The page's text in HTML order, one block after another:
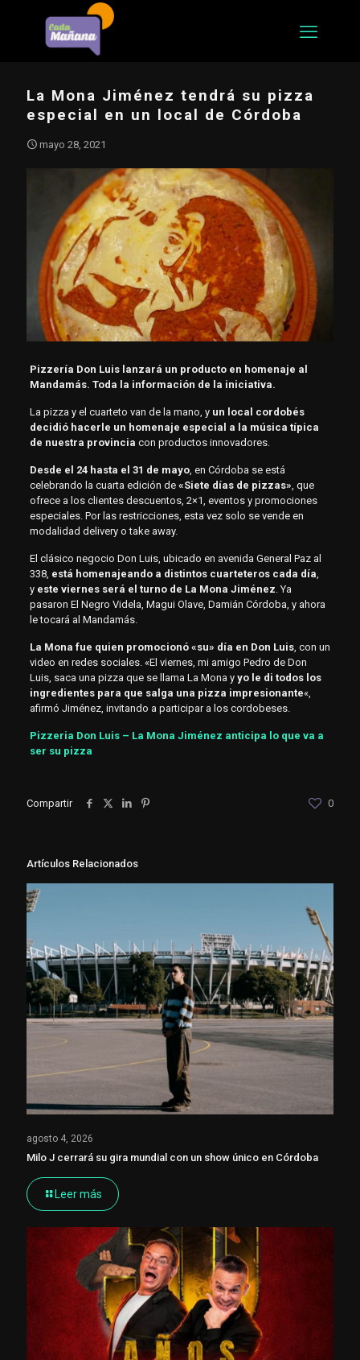
La Mona Jiménez tendrá su pizza
especial en un local de Córdoba
mayo 28, 2021
Pizzería Don Luis lanzará un producto en homenaje al
Mandamás. Toda la información de la iniciativa.
La pizza y el cuarteto van de la mano, y un local cordobés
decidió hacerle un homenaje especial a la música típica
de nuestra provincia con productos innovadores.
Desde el 24 hasta el 31 de mayo, en Córdoba se está
celebrando la cuarta edición de «Siete días de pizzas», que
ofrece a los clientes descuentos, 2×1, eventos y promociones
especiales. Por las restricciones, esta vez solo se vende en
modalidad delivery o take away.
El clásico negocio Don Luis, ubicado en avenida General Paz al
338, está homenajeando a distintos cuarteteros cada día,
y este viernes será el turno de La Mona Jiménez. Ya
pasaron El Negro Videla, Magui Olave, Damián Córdoba, y ahora
le tocará al Mandamás.
La Mona fue quien promocionó «su» día en Don Luis, con un
video en redes sociales. «El viernes, mi amigo Pedro de Don
Luis, saca una pizza que se llama La Mona y yo le di todos los
ingredientes para que salga una pizza impresionante«,
afirmó Jiménez, invitando a participar a los cordobeses.
Pizzeria Don Luis – La Mona Jiménez anticipa lo que va a
ser su pizza
Compartir 0
Artículos Relacionados
agosto 4, 2026
Milo J cerrará su gira mundial con un show único en Córdoba
Leer más